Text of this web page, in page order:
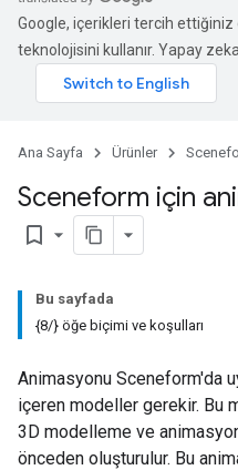
Google, içerikleri tercih
teknolojisini kullanır. Yapay
Ana Sayfa Ürünler
Sceneform için
bookmark_border
Bu sayfada
{8/} öğe biçimi ve koşulları
Animasyonu Sceneform'da
içeren modeller gerekir. Bu
3D modelleme ve animasyon
önceden oluşturulur. Bu